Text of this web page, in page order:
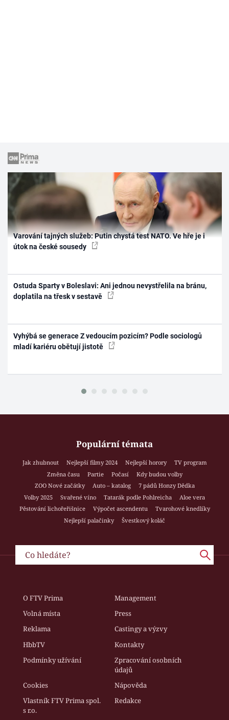
Varování tajných služeb: Putin chystá test NATO. Ve hře je i
útok na české sousedy
Ostuda Sparty v Boleslavi: Ani jednou nevystřelila na bránu,
doplatila na třesk v sestavě
Vyhýbá se generace Z vedoucím pozicím? Podle sociologů
mladí kariéru obětují jistotě
Populární témata
Jak zhubnout Nejlepší filmy 2024 Nejlepší horory
TV program
Změna času
Partie Počasí
Kdy budou volby
ZOO Nové začátky
Auto – katalog
7 pádů Honzy Dědka
Volby 2025
Svařené víno Tatarák podle Pohlreicha
Aloe vera
Pěstování lichořeřišnice
Výpočet ascendentu
Tvarohové knedlíky
Nejlepší palačinky
Švestkový koláč
O FTV Prima
Management
Volná místa
Press
Reklama
Castingy a výzvy
HbbTV
Kontakty
Podmínky užívání
Zpracování osobních
údajů
Cookies
Nápověda
Vlastník FTV Prima spol.
s r.o.
Redakce